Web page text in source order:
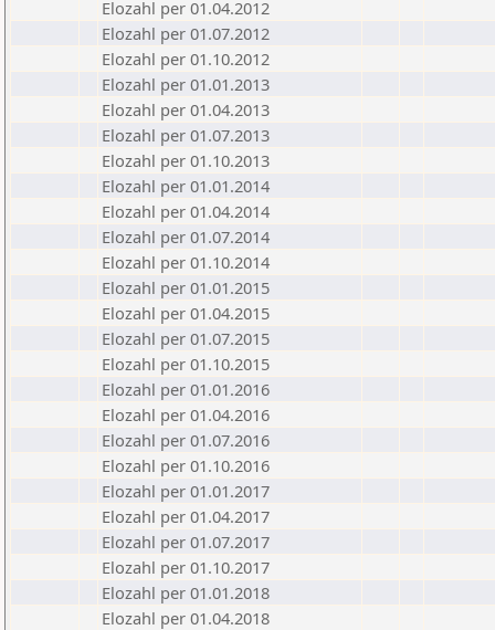
Elozahl per 01.04.2012
Elozahl per 01.07.2012
Elozahl per 01.10.2012
Elozahl per 01.01.2013
Elozahl per 01.04.2013
Elozahl per 01.07.2013
Elozahl per 01.10.2013
Elozahl per 01.01.2014
Elozahl per 01.04.2014
Elozahl per 01.07.2014
Elozahl per 01.10.2014
Elozahl per 01.01.2015
Elozahl per 01.04.2015
Elozahl per 01.07.2015
Elozahl per 01.10.2015
Elozahl per 01.01.2016
Elozahl per 01.04.2016
Elozahl per 01.07.2016
Elozahl per 01.10.2016
Elozahl per 01.01.2017
Elozahl per 01.04.2017
Elozahl per 01.07.2017
Elozahl per 01.10.2017
Elozahl per 01.01.2018
Elozahl per 01.04.2018